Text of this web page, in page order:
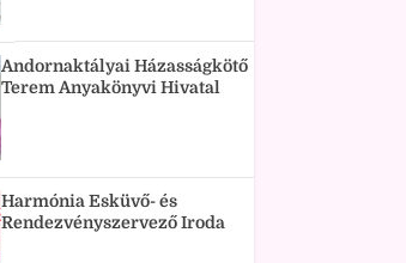
Andornaktályai Házasságkötő
Terem Anyakönyvi Hivatal
Harmónia Esküvő- és
Rendezvényszervező Iroda